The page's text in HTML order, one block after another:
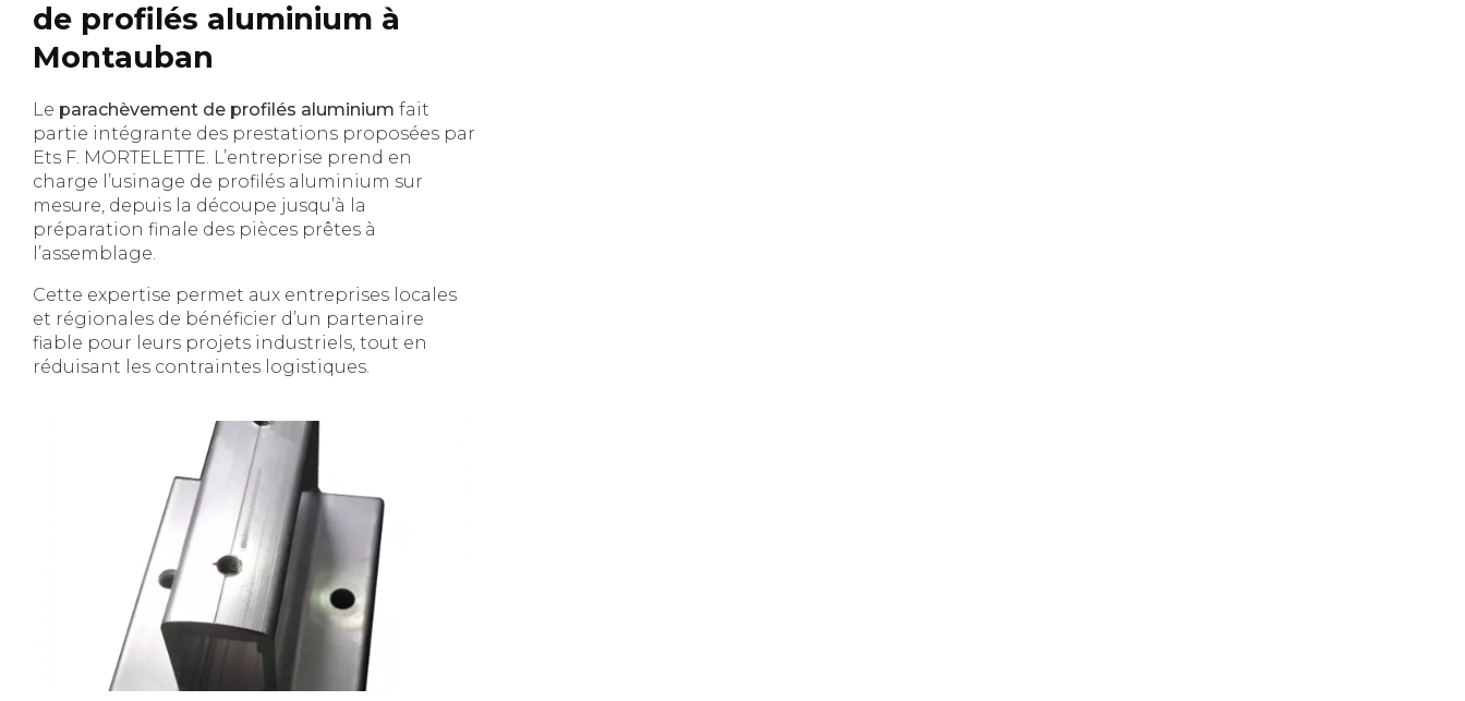
de profilés aluminium à
Montauban
Le parachèvement de profilés aluminium fait
partie intégrante des prestations proposées par
Ets F. MORTELETTE. L’entreprise prend en
charge l’usinage de profilés aluminium sur
mesure, depuis la découpe jusqu’à la
préparation finale des pièces prêtes à
l’assemblage.
Cette expertise permet aux entreprises locales
et régionales de bénéficier d’un partenaire
fiable pour leurs projets industriels, tout en
réduisant les contraintes logistiques.